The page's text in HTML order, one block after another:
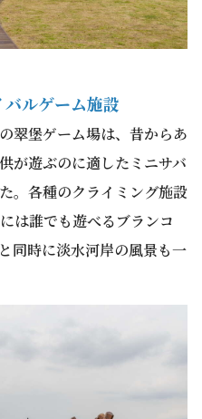
バルゲーム施設
翠堡ゲーム場は、昔からあ
が遊ぶのに適したミニサバ
。各種のクライミング施設
は誰でも遊べるブランコ
同時に淡水河岸の風景も一